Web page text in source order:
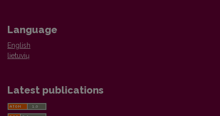
Language
English
lietuvių
Latest publications